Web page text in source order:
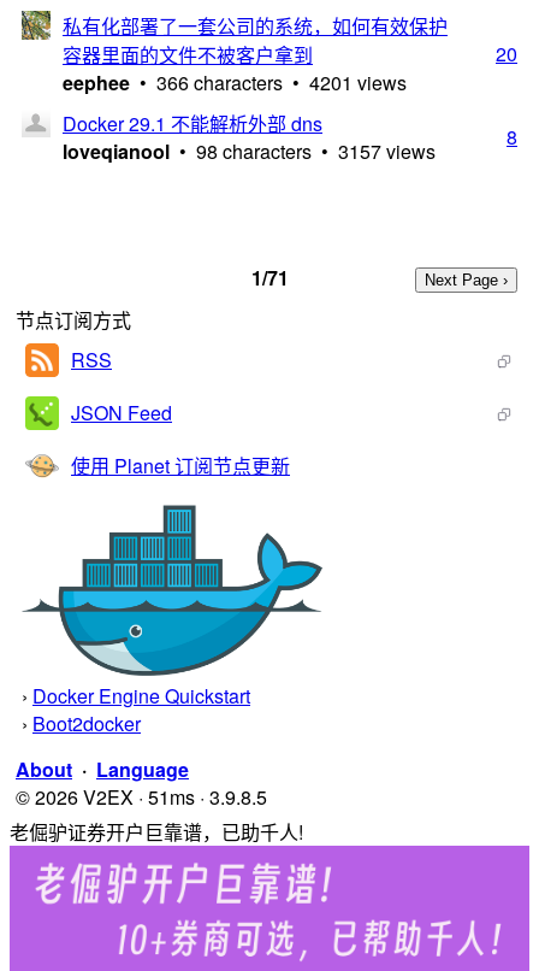
私有化部署了一套公司的系统，如何有效保护
容器里面的文件不被客户拿到
eephee • 366 characters • 4201 views
20
Docker 29.1 不能解析外部 dns
loveqianool • 98 characters • 3157 views
8
1/71
节点订阅方式
RSS
JSON Feed
使用 Planet 订阅节点更新
› Docker Engine Quickstart
› Boot2docker
About · Language
© 2026 V2EX · 51ms · 3.9.8.5
老倔驴证券开户巨靠谱，已助千人!